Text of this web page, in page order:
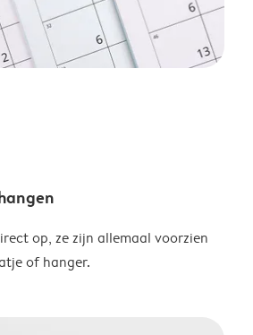
op, ze zijn allemaal voorzien
of hanger.